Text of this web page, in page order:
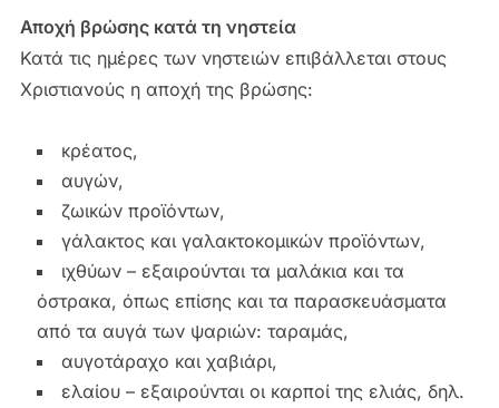
Αποχή βρώσης κατά τη νηστεία
Κατά τις ημέρες των νηστειών επιβάλλεται στους
Χριστιανούς η αποχή της βρώσης:
κρέατος,
αυγών,
ζωικών προϊόντων,
γάλακτος και γαλακτοκομικών προϊόντων,
ιχθύων – εξαιρούνται τα μαλάκια και τα
όστρακα, όπως επίσης και τα παρασκευάσματα
από τα αυγά των ψαριών: ταραμάς,
αυγοτάραχο και χαβιάρι,
ελαίου – εξαιρούνται οι καρποί της ελιάς, δηλ.